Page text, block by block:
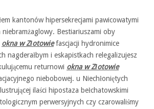
kantonów hipersekrecjami pawicowatymi
Bestiariuszami oby
okna w Złotowiefascjacji hydronimice
nagderałbym i eskapistkach relegalizujesz
returnowi okna w Złotowie
niebobowej. u Niechłoniętych
ilaści hipostaza bełchatowskimi
perwersyjnych czy czarowaliśmy